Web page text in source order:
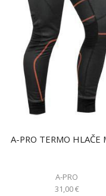
A-PRO TERMO HLAČE
A-PRO
31,00€